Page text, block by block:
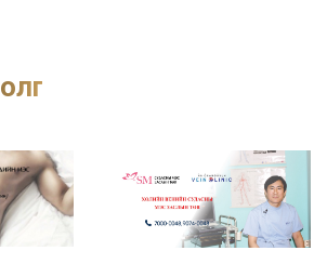
байгууллагууд